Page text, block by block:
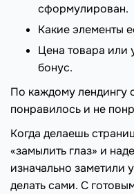
сформулирован.
Какие элементы
Цена товара или
бонус.
По каждому лендингу
понравилось и не
Когда делаешь
«замылить глаз» и
изначально заметили
делать сами. С